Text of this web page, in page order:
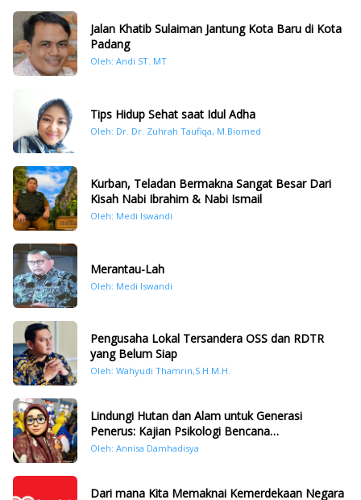
Jalan Khatib Sulaiman Jantung Kota Baru di Kota
Padang
Oleh: Andi ST. MT
Tips Hidup Sehat saat Idul Adha
Oleh: Dr. Dr. Zuhrah Taufiqa, M.Biomed
Kurban, Teladan Bermakna Sangat Besar Dari
Kisah Nabi Ibrahim & Nabi Ismail
Oleh: Medi Iswandi
Merantau-Lah
Oleh: Medi Iswandi
Pengusaha Lokal Tersandera OSS dan RDTR
yang Belum Siap
Oleh: Wahyudi Thamrin,S.H.M.H.
Lindungi Hutan dan Alam untuk Generasi
Penerus: Kajian Psikologi Bencana
Hidrometeorologi di Sumatera Pasca Tragedi
Oleh: Annisa Damhadisya
Dari mana Kita Memaknai Kemerdekaan Negara